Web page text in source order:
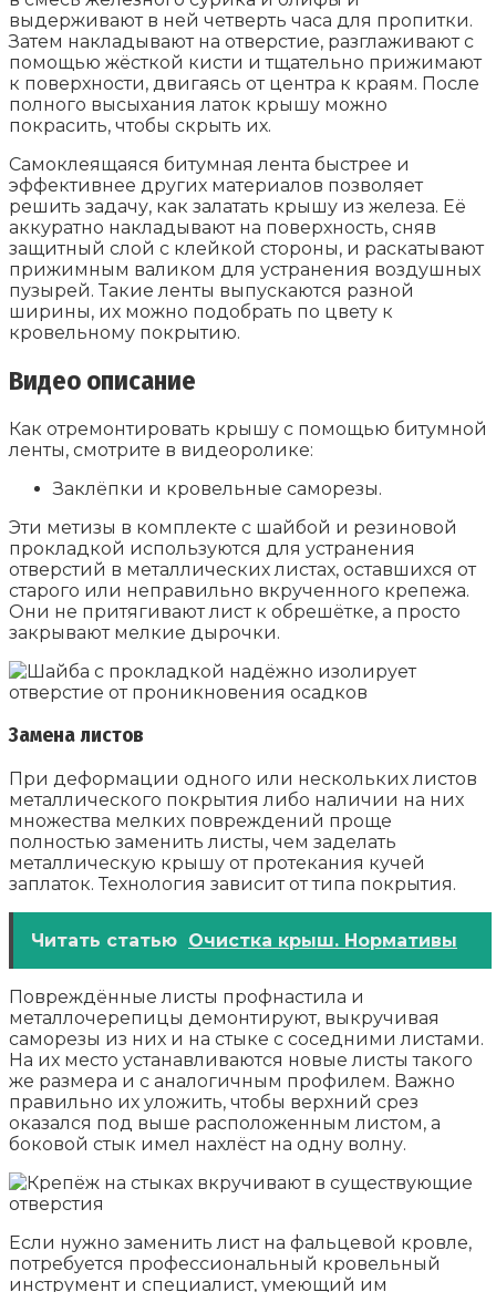
выдерживают в ней четверть часа для пропитки.
Затем накладывают на отверстие, разглаживают с
помощью жёсткой кисти и тщательно прижимают
к поверхности, двигаясь от центра к краям. После
полного высыхания латок крышу можно
покрасить, чтобы скрыть их.
Самоклеящаяся битумная лента быстрее и
эффективнее других материалов позволяет
решить задачу, как залатать крышу из железа. Её
аккуратно накладывают на поверхность, сняв
защитный слой с клейкой стороны, и раскатывают
прижимным валиком для устранения воздушных
пузырей. Такие ленты выпускаются разной
ширины, их можно подобрать по цвету к
кровельному покрытию.
Видео описание
Как отремонтировать крышу с помощью битумной
ленты, смотрите в видеоролике:
Заклёпки и кровельные саморезы.
Эти метизы в комплекте с шайбой и резиновой
прокладкой используются для устранения
отверстий в металлических листах, оставшихся от
старого или неправильно вкрученного крепежа.
Они не притягивают лист к обрешётке, а просто
закрывают мелкие дырочки.
Замена листов
При деформации одного или нескольких листов
металлического покрытия либо наличии на них
множества мелких повреждений проще
полностью заменить листы, чем заделать
металлическую крышу от протекания кучей
заплаток. Технология зависит от типа покрытия.
Читать статью Очистка крыш. Нормативы
Повреждённые листы профнастила и
металлочерепицы демонтируют, выкручивая
саморезы из них и на стыке с соседними листами.
На их место устанавливаются новые листы такого
же размера и с аналогичным профилем. Важно
правильно их уложить, чтобы верхний срез
оказался под выше расположенным листом, а
боковой стык имел нахлёст на одну волну.
Если нужно заменить лист на фальцевой кровле,
потребуется профессиональный кровельный
инструмент и специалист, умеющий им